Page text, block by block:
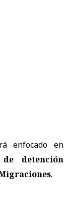
enfocado en
detención
.